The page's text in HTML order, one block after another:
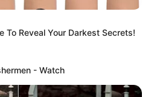
To Reveal Your Darkest Secrets!
- Watch